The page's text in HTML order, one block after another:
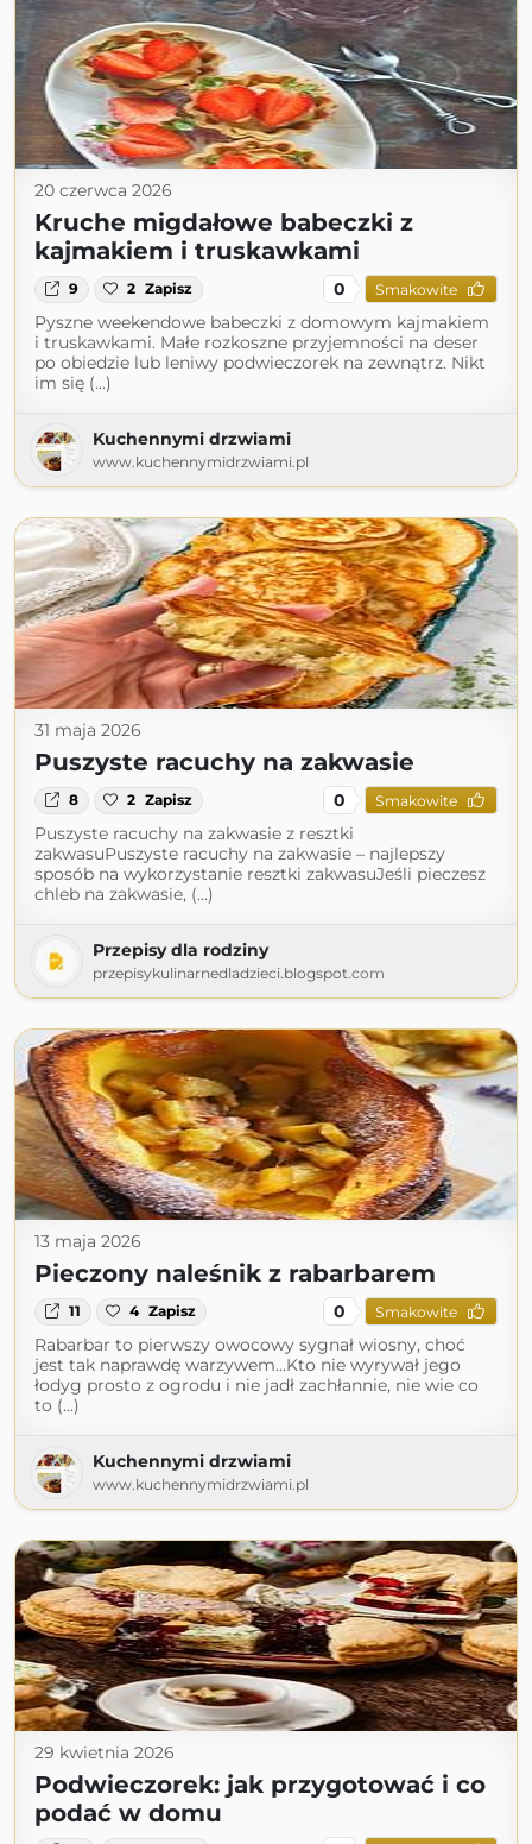
20 czerwca 2026
Kruche migdałowe babeczki z
kajmakiem i truskawkami
9 2 Zapisz 0 Smakowite
Pyszne weekendowe babeczki z domowym kajmakiem
i truskawkami. Małe rozkoszne przyjemności na deser
po obiedzie lub leniwy podwieczorek na zewnątrz. Nikt
im się (...)
Kuchennymi drzwiami
www.kuchennymidrzwiami.pl
31 maja 2026
Puszyste racuchy na zakwasie
8 2 Zapisz 0 Smakowite
Puszyste racuchy na zakwasie z resztki
zakwasuPuszyste racuchy na zakwasie – najlepszy
sposób na wykorzystanie resztki zakwasuJeśli pieczesz
chleb na zakwasie, (...)
Przepisy dla rodziny
przepisykulinarnedladzieci.blogspot.com
13 maja 2026
Pieczony naleśnik z rabarbarem
11 4 Zapisz 0 Smakowite
Rabarbar to pierwszy owocowy sygnał wiosny, choć
jest tak naprawdę warzywem…Kto nie wyrywał jego
łodyg prosto z ogrodu i nie jadł zachłannie, nie wie co
to (...)
Kuchennymi drzwiami
www.kuchennymidrzwiami.pl
29 kwietnia 2026
Podwieczorek: jak przygotować i co
podać w domu